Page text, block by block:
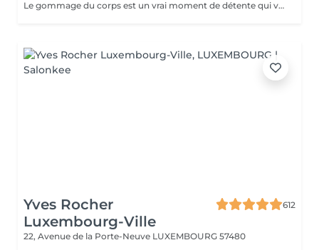
Le gommage du corps est un vrai moment de détente qui va permettre à la peau de se débarrasser de ses cellules mortes et de retrouver une peau douce. Ce soin est parfait juste avant d'aller au soleil pour permettre à la peau de mieux bronzer.
Yves Rocher
Luxembourg-Ville
612
22, Avenue de la Porte-Neuve LUXEMBOURG 57480